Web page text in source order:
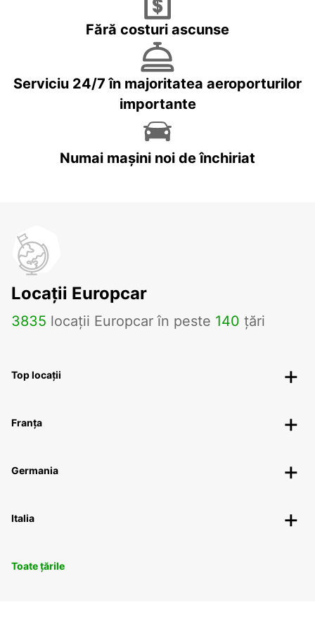
Fără costuri ascunse
Serviciu 24/7 în majoritatea aeroporturilor
importante
Numai mașini noi de închiriat
Locații Europcar
3835 locații Europcar în peste 140 țări
Top locații
Franța
Germania
Italia
Toate țările